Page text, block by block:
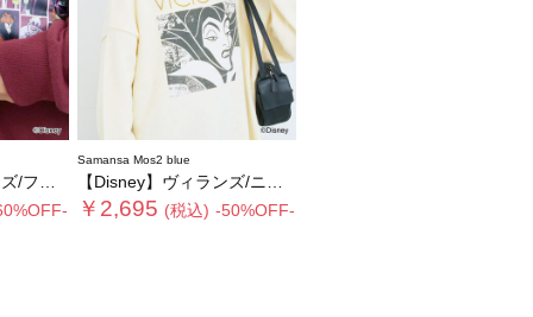
ポーチ
Samansa Mos2 blue
【Disney】ヴィランズ/ニット
￥2,695 (税込) -50%OFF-